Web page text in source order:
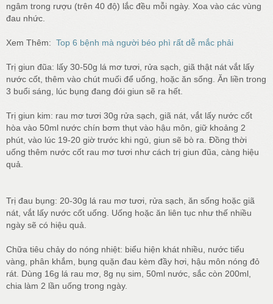
ngâm trong rượu (trên 40 độ) lắc đều mỗi ngày. Xoa vào các vùng
đau nhức.
Xem Thêm: Top 6 bệnh mà người béo phì rất dễ mắc phải
Trị giun đũa: lấy 30-50g lá mơ tươi, rửa sạch, giã thật nát vắt lấy
nước cốt, thêm vào chút muối để uống, hoặc ăn sống. Ăn liền trong
3 buổi sáng, lúc bụng đang đói giun sẽ ra hết.
Trị giun kim: rau mơ tươi 30g rửa sạch, giã nát, vắt lấy nước cốt
hòa vào 50ml nước chín bơm thụt vào hậu môn, giữ khoảng 2
phút, vào lúc 19-20 giờ trước khi ngủ, giun sẽ bò ra. Đồng thời
uống thêm nước cốt rau mơ tươi như cách trị giun đũa, càng hiệu
quả.
Trị đau bụng: 20-30g lá rau mơ tươi, rửa sạch, ăn sống hoặc giã
nát, vắt lấy nước cốt uống. Uống hoặc ăn liên tục như thế nhiều
ngày sẽ có hiệu quả.
Chữa tiêu chảy do nóng nhiệt: biểu hiện khát nhiều, nước tiểu
vàng, phân khắm, bụng quặn đau kèm đầy hơi, hậu môn nóng đỏ
rát. Dùng 16g lá rau mơ, 8g nụ sim, 50ml nước, sắc còn 200ml,
chia làm 2 lần uống trong ngày.